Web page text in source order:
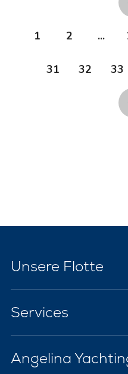
1 2 ...
31 32 33
Unsere Flotte
Services
Angelina